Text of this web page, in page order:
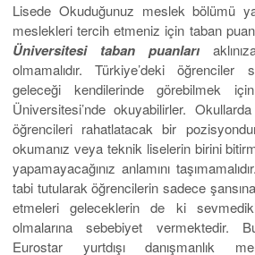
Lisede Okuduğunuz meslek bölümü
meslekleri tercih etmeniz için taban
Üniversitesi taban puanları
olmamalıdır. Türkiye’deki
geleceği kendilerinde görebilmek
Üniversitesi’nde okuyabilirler.
öğrencileri rahatlatacak bir
okumanız veya teknik liselerin birini
yapamayacağınız anlamını
tabi tutularak öğrencilerin sadece
etmeleri geleceklerin de ki
olmalarına sebebiyet vermektedir.
Eurostar yurtdışı danışmanlık